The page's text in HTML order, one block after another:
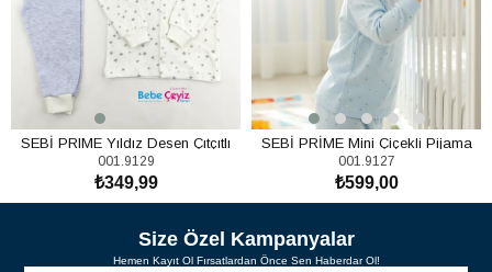
SEBİ PRIME Yıldız Desen Çıtçıtlı
Pijama Takım
001.9129
₺349,99
SEPETE EKLE
SEBİ PRİME Mini Çiçekli Pijama
TakımI
001.9127
₺599,00
SEPETE EKLE
Size Özel Kampanyalar
Hemen Kayıt Ol Fırsatlardan Önce Sen Haberdar Ol!